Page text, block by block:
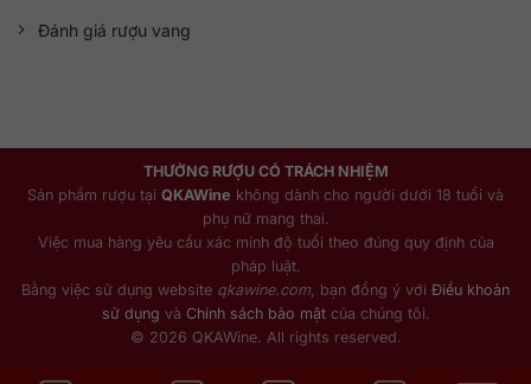
Đánh giá rượu vang
THƯỞNG RƯỢU CÓ TRÁCH NHIỆM
Sản phẩm rượu tại QKAWine không dành cho người dưới 18 tuổi và
phụ nữ mang thai.
Việc mua hàng yêu cầu xác minh độ tuổi theo đúng quy định của
pháp luật.
Bằng việc sử dụng website qkawine.com , bạn đồng ý với Điều khoản
sử dụng và Chính sách bảo mậtcủa chúng tôi.
© 2026 QKAWine. All rights reserved.